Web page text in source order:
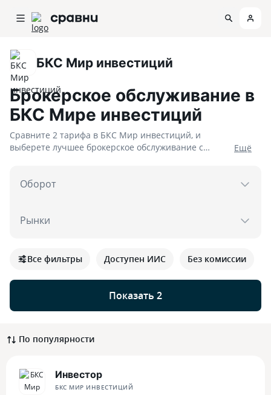
БКС Мир инвестиций
Брокерское обслуживание в
БКС Мире инвестиций
Сравните 2 тарифа в БКС Мир инвестиций, и
выберете лучшее брокерское обслуживание с
СПБ Биржа, NASDAQ, NYSE, S&P, Dow Jones.
Eщё
Оборот
Рынки
Показать 2
Все фильтры Доступен ИИС Без комиссии
По популярности
Инвестор
БКС МИР ИНВЕСТИЦИЙ